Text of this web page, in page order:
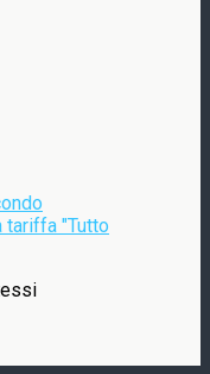
tariffa "Tutto